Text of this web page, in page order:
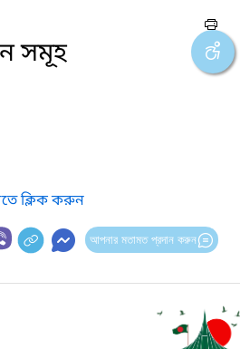
সমূহ
ক্লিক করুন
আপনার মতামত প্রদান করুন